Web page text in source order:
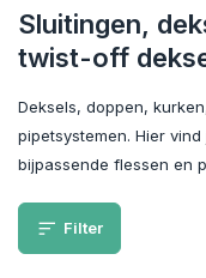
Sluitingen,
twist-off
Deksels, doppen,
pipetsystemen. Hier
bijpassende flessen en
Filter